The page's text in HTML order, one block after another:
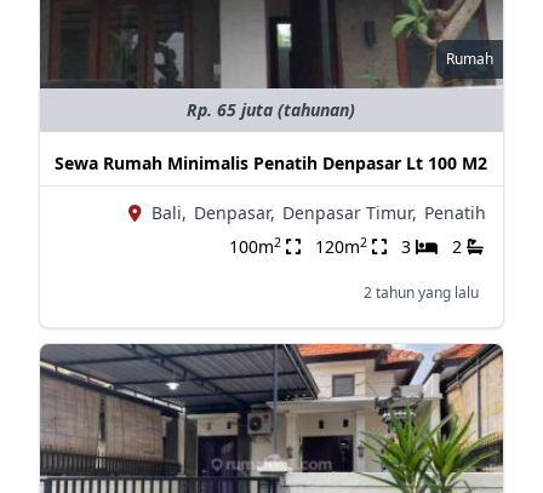
Rumah
Rp. 65 juta (tahunan)
Sewa Rumah Minimalis Penatih Denpasar Lt 100 M2
Bali, Denpasar, Denpasar Timur, Penatih
100m2 120m2 3 2
2 tahun yang lalu